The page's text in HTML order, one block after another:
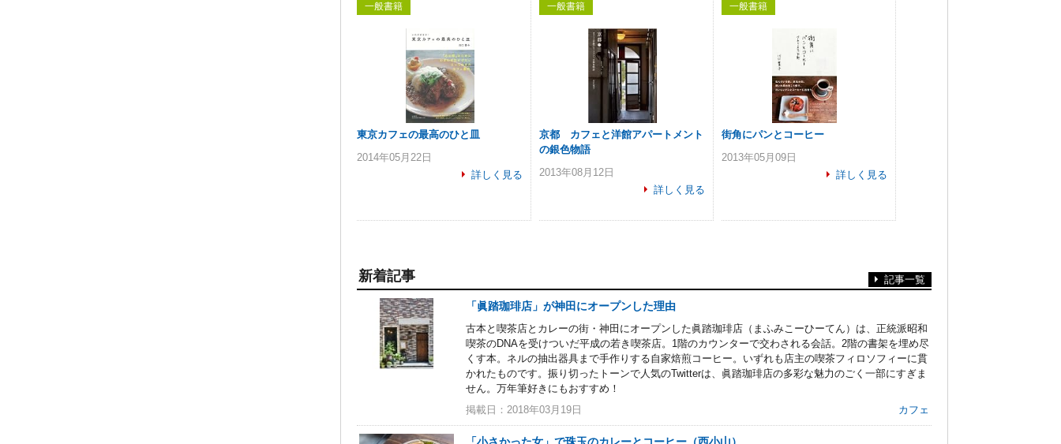
一般書籍
東京カフェの最高のひと皿
2014年05月22日
詳しく見る
一般書籍
京都 カフェと洋館アパートメント
の銀色物語
2013年08月12日
詳しく見る
一般書籍
街角にパンとコーヒー
2013年05月09日
詳しく見る
新着記事 記事一覧
「眞踏珈琲店」が神田にオープンした理由
古本と喫茶店とカレーの街・神田にオープンした眞踏珈琲店（まふみこーひーてん）は、正統派昭和
喫茶のDNAを受けついだ平成の若き喫茶店。1階のカウンターで交わされる会話。2階の書架を埋め尽
くす本。ネルの抽出器具まで手作りする自家焙煎コーヒー。いずれも店主の喫茶フィロソフィーに貫
かれたものです。振り切ったトーンで人気のTwitterは、眞踏珈琲店の多彩な魅力のごく一部にすぎま
せん。万年筆好きにもおすすめ！
掲載日：2018年03月19日
カフェ